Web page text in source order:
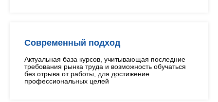
Современный подход
Актуальная база курсов, учитывающая последние
требования рынка труда и возможность обучаться
без отрыва от работы, для достижение
профессиональных целей